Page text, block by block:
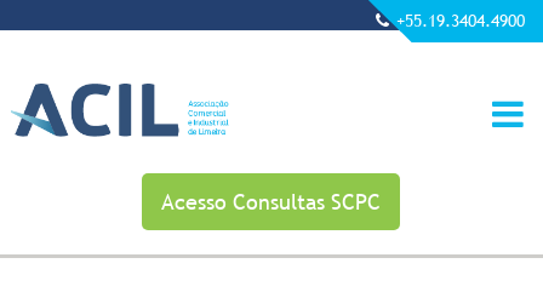
+55.19.3404.4900
Acesso Consultas SCPC